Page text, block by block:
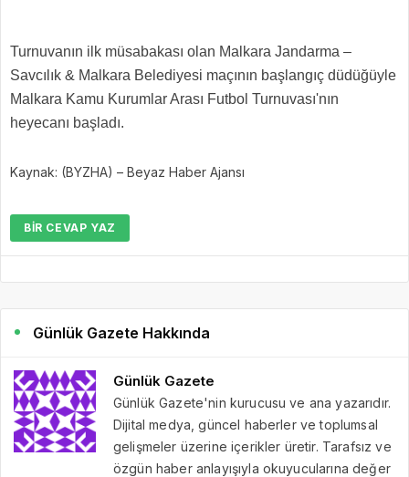
Turnuvanın ilk müsabakası olan Malkara Jandarma –
Savcılık & Malkara Belediyesi maçının başlangıç düdüğüyle
Malkara Kamu Kurumlar Arası Futbol Turnuvası'nın
heyecanı başladı.
Kaynak: (BYZHA) – Beyaz Haber Ajansı
BIR CEVAP YAZ
Günlük Gazete Hakkında
Günlük Gazete
Günlük Gazete'nin kurucusu ve ana yazarıdır.
Dijital medya, güncel haberler ve toplumsal
gelişmeler üzerine içerikler üretir. Tarafsız ve
özgün haber anlayışıyla okuyucularına değer